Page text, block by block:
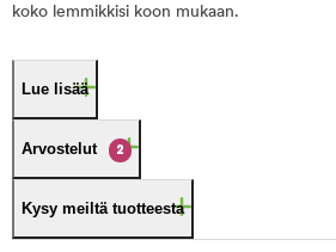
koko lemmikkisi koon mukaan.
Lue lisää
Arvostelut 2
Kysy meiltä tuotteesta